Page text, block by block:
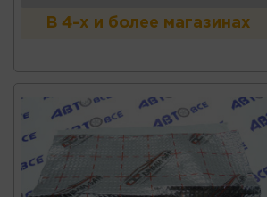
В 4-х и более магазинах